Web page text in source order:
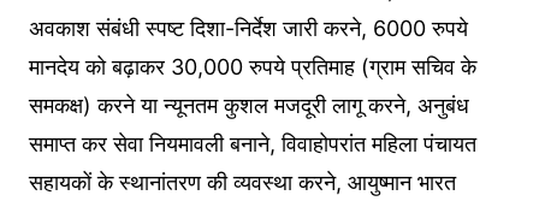
अवकाश संबंधी स्पष्ट दिशा-निर्देश जारी करने, 6000 रुपये
मानदेय को बढ़ाकर 30,000 रुपये प्रतिमाह (ग्राम सचिव के
समकक्ष) करने या न्यूनतम कुशल मजदूरी लागू करने, अनुबंध
समाप्त कर सेवा नियमावली बनाने, विवाहोपरांत महिला पंचायत
सहायकों के स्थानांतरण की व्यवस्था करने, आयुष्मान भारत